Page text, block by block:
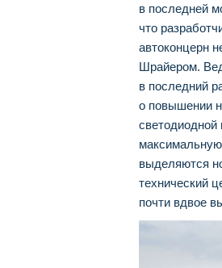
в последней
что
автоконцерн
Шрайером.
в последний
о повышении
выделяются
технический
почти вдвое